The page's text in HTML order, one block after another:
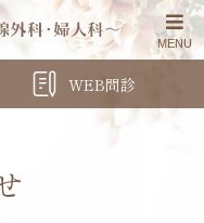
WEB問診